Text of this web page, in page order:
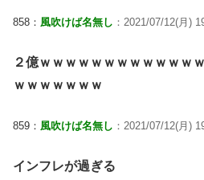
858： 風吹けば名無し ：2021/07/12(月)
２億ｗｗｗｗｗｗｗｗｗｗｗｗ
ｗｗｗｗｗｗｗ
859： 風吹けば名無し ：2021/07/12(月)
インフレが過ぎる